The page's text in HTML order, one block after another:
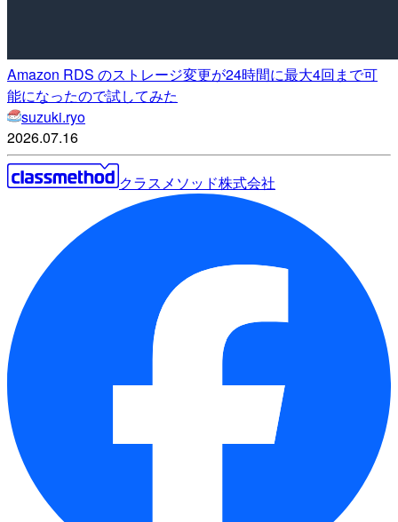
Amazon RDS のストレージ変更が24時間に最大4回まで可
能になったので試してみた
suzuki.ryo
2026.07.16
クラスメソッド株式会社